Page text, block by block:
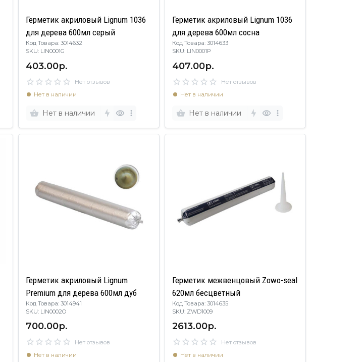
Герметик акриловый Lignum 1036
для дерева 600мл серый
Код Товара: 3014632
SKU: LIN0001G
403.00р.
Нет отзывов
Нет в наличии
Нет в наличии
Герметик акриловый Lignum 1036
для дерева 600мл сосна
Код Товара: 3014633
SKU: LIN0001P
407.00р.
Нет отзывов
Нет в наличии
Нет в наличии
Герметик акриловый Lignum
Premium для дерева 600мл дуб
Код Товара: 3014941
SKU: LIN0002O
700.00р.
Нет отзывов
Нет в наличии
Герметик межвенцовый Zowo-seal
620мл бесцветный
Код Товара: 3014635
SKU: ZWD1009
2613.00р.
Нет отзывов
Нет в наличии